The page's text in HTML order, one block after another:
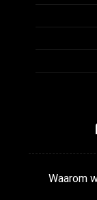
Waarom